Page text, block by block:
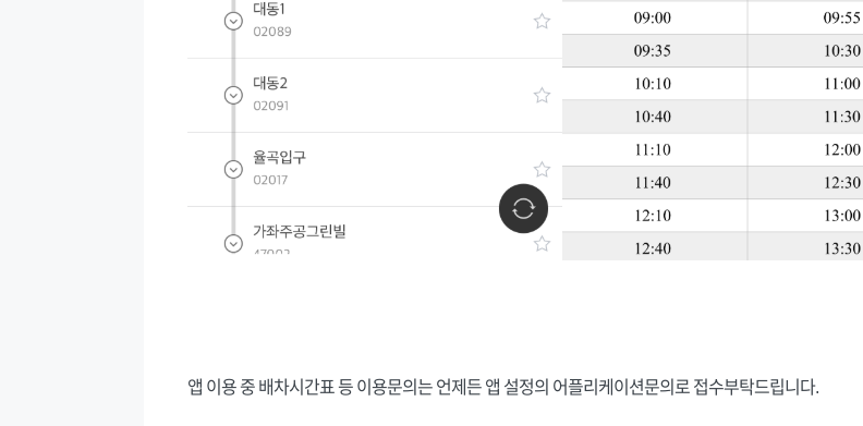
앱 이용 중 배차시간표 등 이용문의는 언제든 앱 설정의 어플리케이션문의로 접수부탁드립니다.